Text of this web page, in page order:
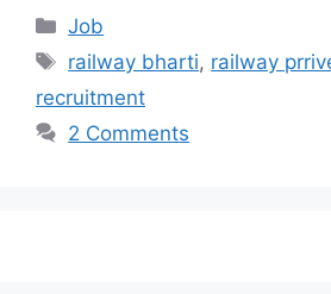
Categories
Job
Tags
railway bharti, railway
recruitment
2 Comments